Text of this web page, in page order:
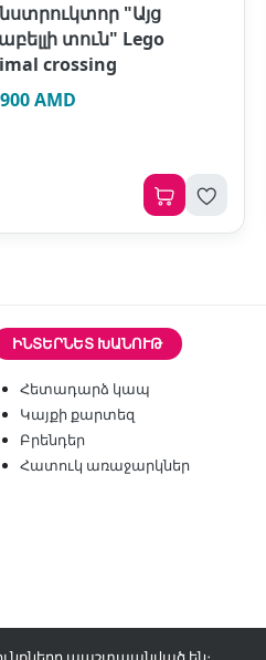
"Այց
տուն" Lego
crossing
AMD
ԻՆՏԵՐՆԵՏ ԽԱՆՈՒԹ
Հետադարձ կապ
Կայքի քարտեզ
Բրենդեր
Հատուկ առաջարկներ